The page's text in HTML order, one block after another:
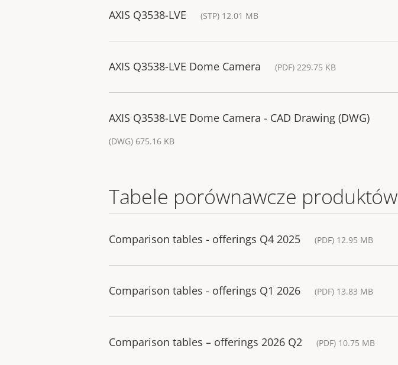
AXIS Q3538-LVE (STP) 12.01 MB
AXIS Q3538-LVE Dome Camera (PDF) 229.75 KB
AXIS Q3538-LVE Dome Camera - CAD Drawing (DWG)
(DWG) 675.16 KB
Tabele porównawcze produktów
Comparison tables - offerings Q4 2025 (PDF) 12.95 MB
Comparison tables - offerings Q1 2026 (PDF) 13.83 MB
Comparison tables – offerings 2026 Q2 (PDF) 10.75 MB